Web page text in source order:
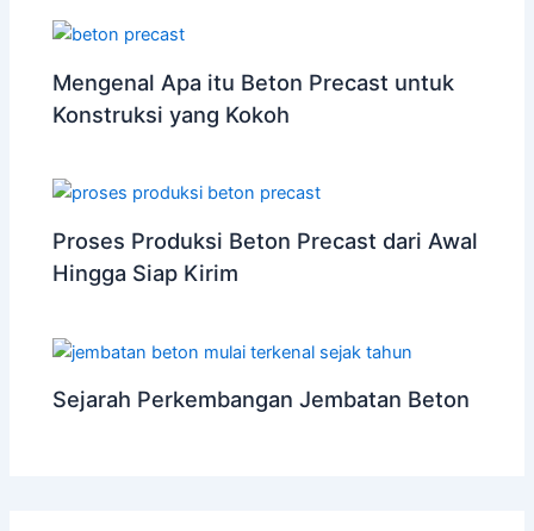
Mengenal Apa itu Beton Precast untuk
Konstruksi yang Kokoh
Proses Produksi Beton Precast dari Awal
Hingga Siap Kirim
Sejarah Perkembangan Jembatan Beton